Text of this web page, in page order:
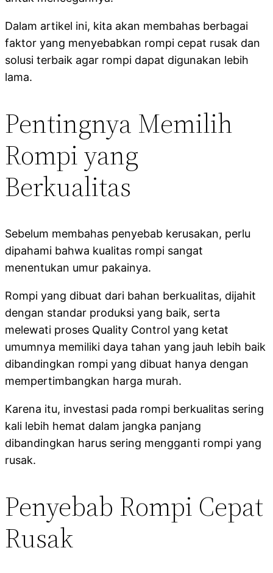
Dalam artikel ini, kita akan membahas berbagai
faktor yang menyebabkan rompi cepat rusak dan
solusi terbaik agar rompi dapat digunakan lebih
lama.
Pentingnya Memilih
Rompi yang
Berkualitas
Sebelum membahas penyebab kerusakan, perlu
dipahami bahwa kualitas rompi sangat
menentukan umur pakainya.
Rompi yang dibuat dari bahan berkualitas, dijahit
dengan standar produksi yang baik, serta
melewati proses Quality Control yang ketat
umumnya memiliki daya tahan yang jauh lebih baik
dibandingkan rompi yang dibuat hanya dengan
mempertimbangkan harga murah.
Karena itu, investasi pada rompi berkualitas sering
kali lebih hemat dalam jangka panjang
dibandingkan harus sering mengganti rompi yang
rusak.
Penyebab Rompi Cepat
Rusak